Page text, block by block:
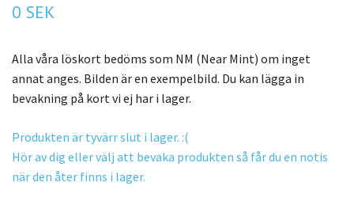
0 SEK
Alla våra löskort bedöms som NM (Near Mint) om inget
annat anges. Bilden är en exempelbild. Du kan lägga in
bevakning på kort vi ej har i lager.
Produkten är tyvärr slut i lager. :(
Hör av dig eller välj att bevaka produkten så får du en notis
när den åter finns i lager.